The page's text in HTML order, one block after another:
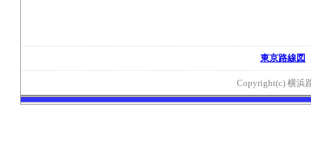
東京路線図
Copyright(c) 横浜